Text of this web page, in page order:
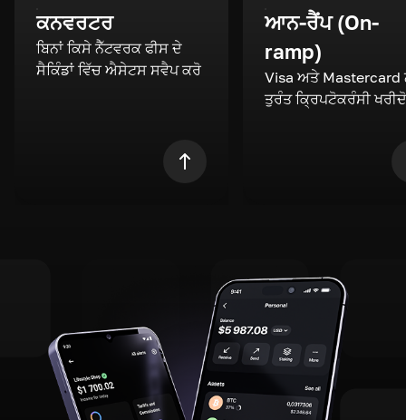
ਕਨਵਰਟਰ
ਬਿਨਾਂ ਕਿਸੇ ਨੈੱਟਵਰਕ ਫੀਸ ਦੇ
ਸੈਕਿੰਡਾਂ ਵਿੱਚ ਐਸੇਟਸ ਸਵੈਪ ਕਰੋ
ਆਨ-ਰੈਂਪ (On-
ramp)
Visa ਅਤੇ Mastercard
ਤੁਰੰਤ ਕ੍ਰਿਪਟੋਕਰੰਸੀ ਖਰੀਦੋ